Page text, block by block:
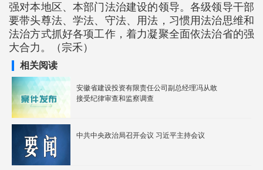
强对本地区、本部门法治建设的领导。各级领导干部
要带头尊法、学法、守法、用法，习惯用法治思维和
法治方式抓好各项工作，着力凝聚全面依法治省的强
大合力。（宗禾）
相关阅读
安徽省建设投资有限责任公司副总经理冯从敢
接受纪律审查和监察调查
中共中央政治局召开会议 习近平主持会议